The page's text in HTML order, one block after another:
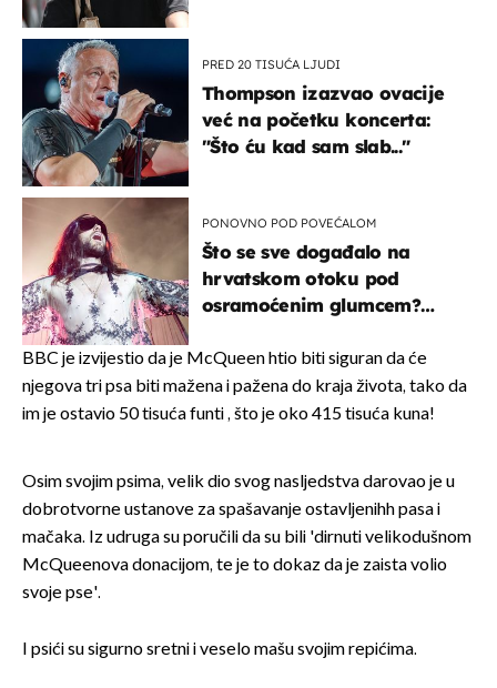
PRED 20 TISUĆA LJUDI
Thompson izazvao ovacije
već na početku koncerta:
"Što ću kad sam slab..."
PONOVNO POD POVEĆALOM
Što se sve događalo na
hrvatskom otoku pod
osramoćenim glumcem?
izazivaju nevjericu
BBC je izvijestio da je McQueen htio biti siguran da će
njegova tri psa biti mažena i pažena do kraja života, tako da
im je ostavio 50 tisuća funti , što je oko 415 tisuća kuna!
Osim svojim psima, velik dio svog nasljedstva darovao je u
dobrotvorne ustanove za spašavanje ostavljenihh pasa i
mačaka. Iz udruga su poručili da su bili 'dirnuti velikodušnom
McQueenova donacijom, te je to dokaz da je zaista volio
svoje pse'.
I psići su sigurno sretni i veselo mašu svojim repićima.